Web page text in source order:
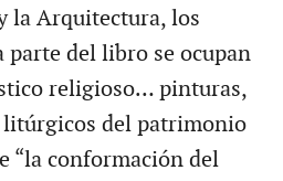
la Arquitectura, los
del libro se ocupan
religioso… pinturas,
litúrgicos del patrimonio
“la conformación del